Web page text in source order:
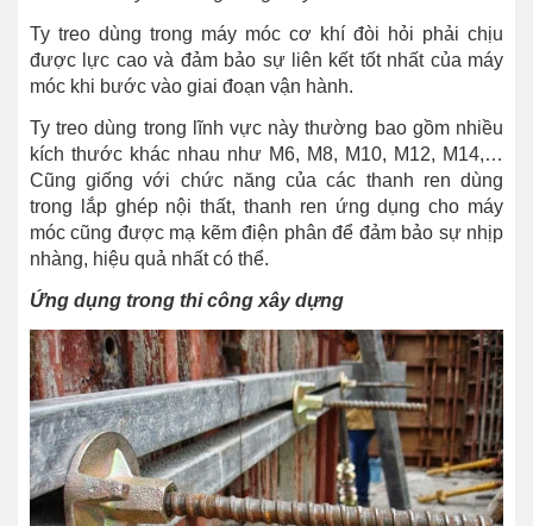
Ty treo dùng trong máy móc cơ khí đòi hỏi phải chịu
được lực cao và đảm bảo sự liên kết tốt nhất của máy
móc khi bước vào giai đoạn vận hành.
Ty treo dùng trong lĩnh vực này thường bao gồm nhiều
kích thước khác nhau như M6, M8, M10, M12, M14,…
Cũng giống với chức năng của các thanh ren dùng
trong lắp ghép nội thất, thanh ren ứng dụng cho máy
móc cũng được mạ kẽm điện phân để đảm bảo sự nhịp
nhàng, hiệu quả nhất có thể.
Ứng dụng trong thi công xây dựng